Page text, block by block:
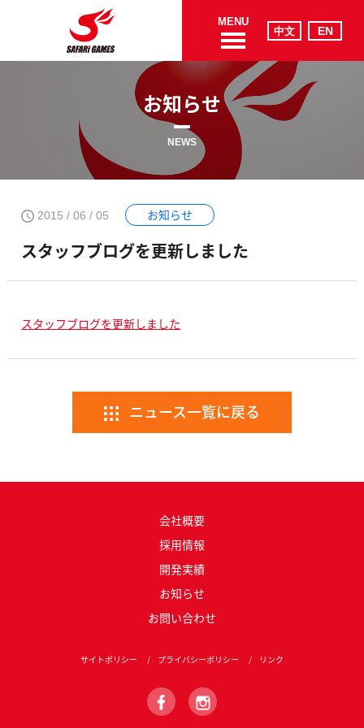
MENU
お知らせ
NEWS
2015 / 06 / 05 お知らせ
スタッフブログを更新しました
スタッフブログを更新しました
ニュース一覧に戻る
会社概要
採用情報
開発実績
お知らせ
お問い合わせ
サイトポリシー プライバシーポリシー リンク